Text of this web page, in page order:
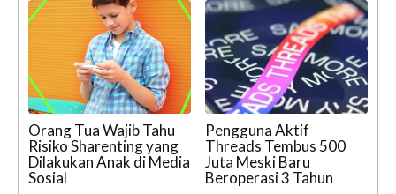
Orang Tua Wajib Tahu
Risiko Sharenting yang
Dilakukan Anak di Media
Sosial
Pengguna Aktif
Threads Tembus 500
Juta Meski Baru
Beroperasi 3 Tahun